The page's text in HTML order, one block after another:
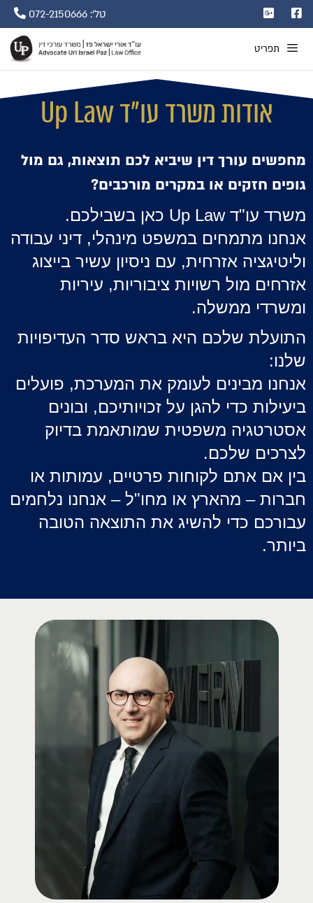
טל': 072-2150666
תפריט
אודות משרד עו"ד Up Law
מחפשים עורך דין שיביא לכם תוצאות, גם מול
גופים חזקים או במקרים מורכבים?
משרד עו"ד Up Law כאן בשבילכם.
אנחנו מתמחים במשפט מינהלי, דיני עבודה
וליטיגציה אזרחית, עם ניסיון עשיר בייצוג
אזרחים מול רשויות ציבוריות, עיריות
ומשרדי ממשלה.
התועלת שלכם היא בראש סדר העדיפויות
שלנו:
אנחנו מבינים לעומק את המערכת, פועלים
ביעילות כדי להגן על זכויותיכם, ובונים
אסטרטגיה משפטית שמותאמת בדיוק
לצרכים שלכם.
בין אם אתם לקוחות פרטיים, עמותות או
חברות – מהארץ או מחו"ל – אנחנו נלחמים
עבורכם כדי להשיג את התוצאה הטובה
ביותר.